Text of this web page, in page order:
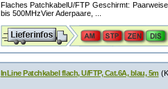
Flaches PatchkabelU/FTP Geschirmt:
bis 500MHzVier Aderpaare, ...
InLine Patchkabel flach, U/FTP, Cat.6A, blau, 5m